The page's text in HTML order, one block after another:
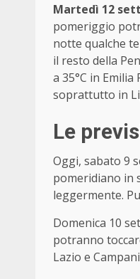
Martedì 12
pomeriggio
notte qualche
il resto della
a 35°C in
soprattutto in
Le
Oggi, sabato 9
pomeridiano in
leggermente.
Domenica 10
potranno
Lazio e